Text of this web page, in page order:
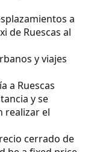
a
de Ruescas al
y viajes
a Ruescas
y se
realizar el
cerrado de